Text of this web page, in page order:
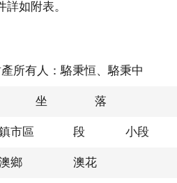
如附表。
所有人：駱秉恒、駱秉中
坐 落
市區 段 小段
鄉 澳花